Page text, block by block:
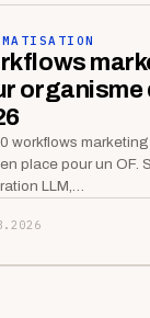
organisme
workflows
place pour un OF.
LLM,…